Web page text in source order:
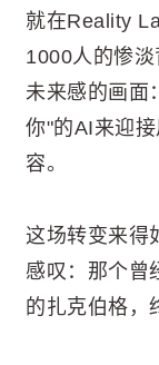
就在Reality
1000人的惨
未来感的画面
你"的AI来迎
容。
这场转变来得
感叹：那个曾
的扎克伯格，